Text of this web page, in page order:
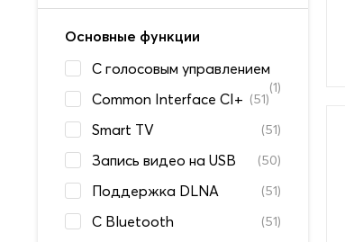
Основные функции
C голосовым управлением
(1)
Common Interface CI+ (51)
Smart TV (51)
Запись видео на USB (50)
Поддержка DLNA (51)
С Bluetooth (51)